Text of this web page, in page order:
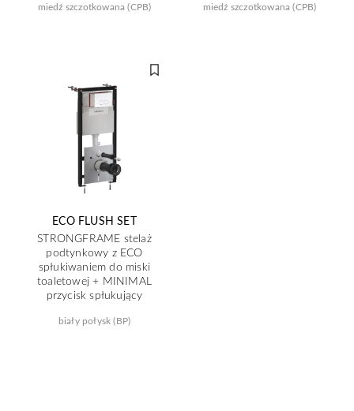
miedź szczotkowana (CPB) miedź szczotkowana (CPB)
ECO FLUSH SET
STRONGFRAME stelaż
podtynkowy z ECO
spłukiwaniem do miski
toaletowej + MINIMAL
przycisk spłukujący
biały połysk (BP)